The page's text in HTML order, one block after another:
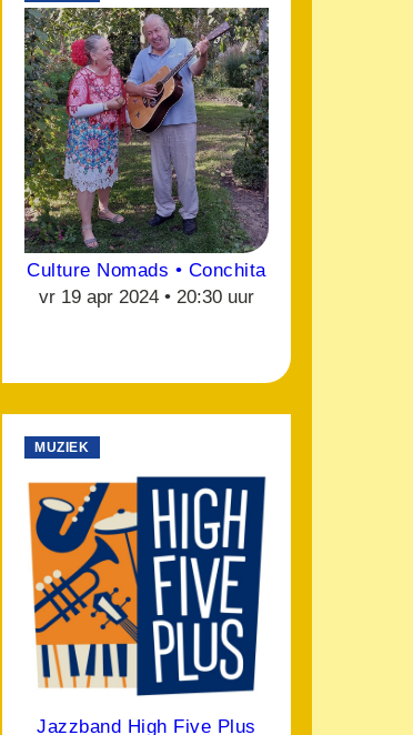
Culture Nomads • Conchita
vr 19 apr 2024 • 20:30 uur
MUZIEK
Jazzband High Five Plus